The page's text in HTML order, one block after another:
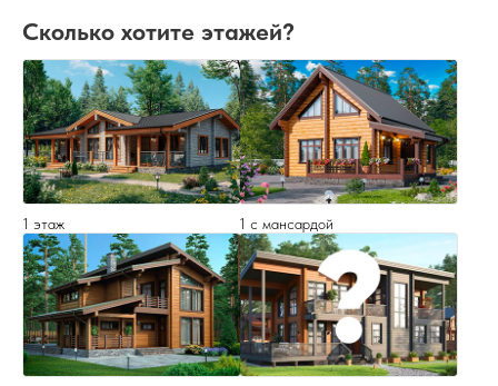
Сколько хотите этажей?
1 этаж 1 с мансардой